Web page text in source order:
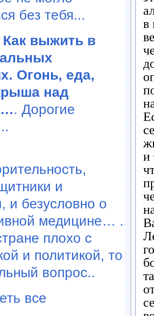
без тебя...
Как выжить в
Огонь, еда,
над
. Дорогие
и
и безусловно о
медицине… .
плохо с
и политикой, то
вопрос..
все
в
и